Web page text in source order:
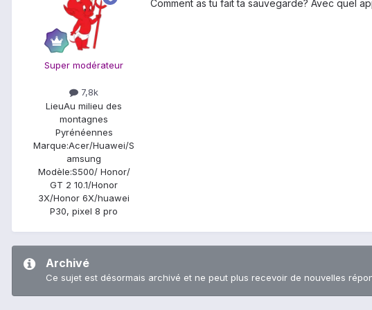
Super modérateur
7,8k
LieuAu milieu des
montagnes
Pyrénéennes
Marque:Acer/Huawei/S
amsung
Modèle:S500/ Honor/
GT 2 10.1/Honor
3X/Honor 6X/huawei
P30, pixel 8 pro
Comment as tu fait ta sauvegarde? Avec quel
Archivé
Ce sujet est désormais archivé et ne peut plus recevoir de nouvelles